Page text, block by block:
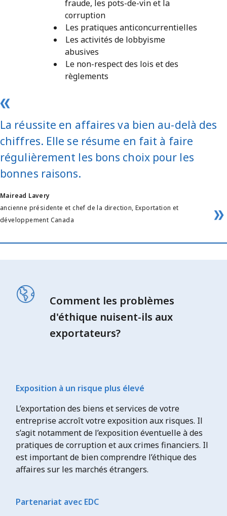
fraude, les pots-de-vin et la
corruption
Les pratiques anticoncurrentielles
Les activités de lobbyisme
abusives
Le non-respect des lois et des
règlements
La réussite en affaires va bien au-delà des
chiffres. Elle se résume en fait à faire
régulièrement les bons choix pour les
bonnes raisons.
Mairead Lavery
ancienne présidente et chef de la direction, Exportation et
développement Canada
Comment les problèmes
d'éthique nuisent-ils aux
exportateurs?
Exposition à un risque plus élevé
L’exportation des biens et services de votre
entreprise accroît votre exposition aux risques. Il
s’agit notamment de l’exposition éventuelle à des
pratiques de corruption et aux crimes financiers. Il
est important de bien comprendre l’éthique des
affaires sur les marchés étrangers.
Partenariat avec EDC